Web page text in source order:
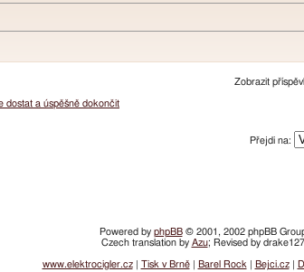
Zobrazit
Přejdi na:
dostat a úspěšně dokončit
Powered by phpBB© 2001, 2002 phpBB
Czech translation by Azu; Revised by drake127
www.elektrocigler.cz| Tisk v Brně| Barel Rock Bejci.cz|